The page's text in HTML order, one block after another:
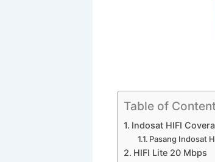
Table of
Indosat HIFI
Pasang Indosat
HIFI Lite 20 Mbps